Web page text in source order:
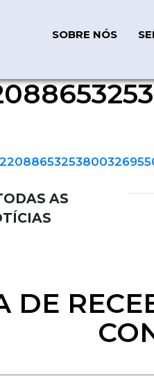
SOBRE NÓS
AS
DE